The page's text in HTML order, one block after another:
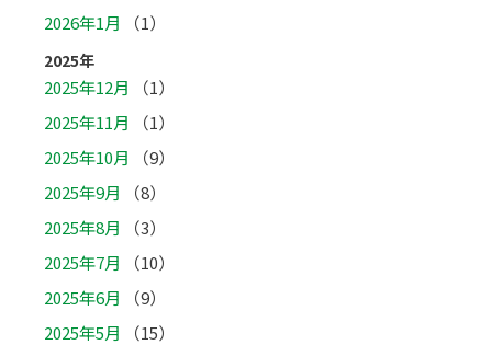
2026年1月
（1）
2025年
2025年12月
（1）
2025年11月
（1）
2025年10月
（9）
2025年9月
（8）
2025年8月
（3）
2025年7月
（10）
2025年6月
（9）
2025年5月
（15）